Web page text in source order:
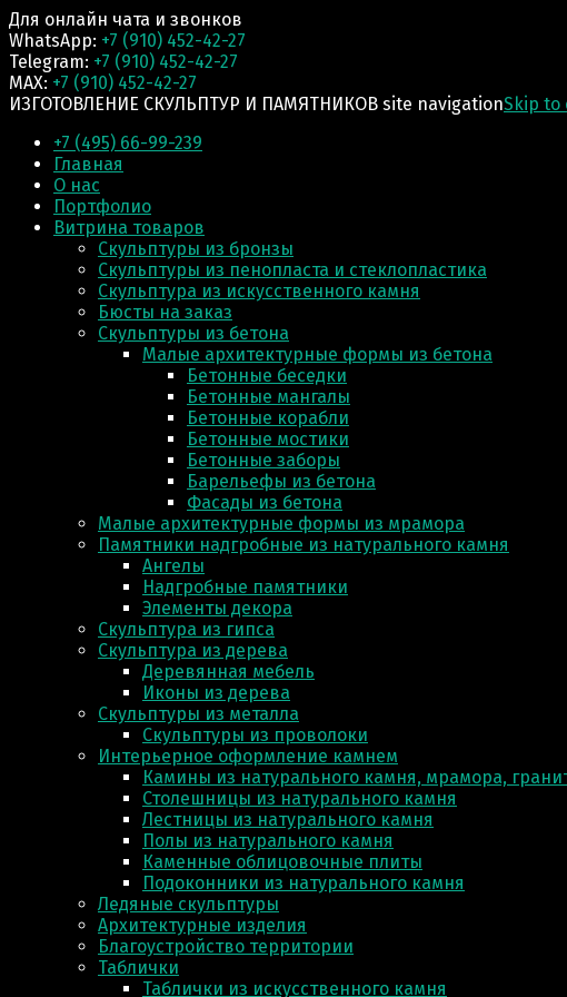
Для онлайн чата и звонков
WhatsApp: +7 (910) 452-42-27
Telegram: +7 (910) 452-42-27
MAX: +7 (910) 452-42-27
ИЗГОТОВЛЕНИЕ СКУЛЬПТУР И ПАМЯТНИКОВ site navigationSkip to
+7 (495) 66-99-239
Главная
О нас
Портфолио
Витрина товаров
Скульптуры из бронзы
Скульптуры из пенопласта и стеклопластика
Скульптура из искусственного камня
Бюсты на заказ
Скульптуры из бетона
Малые архитектурные формы из бетона
Бетонные беседки
Бетонные мангалы
Бетонные корабли
Бетонные мостики
Бетонные заборы
Барельефы из бетона
Фасады из бетона
Малые архитектурные формы из мрамора
Памятники надгробные из натурального камня
Ангелы
Надгробные памятники
Элементы декора
Скульптура из гипса
Скульптура из деревa
Деревянная мебель
Иконы из дерева
Скульптуры из металла
Скульптуры из проволоки
Интерьерное оформление камнем
Камины из натурального камня, мрамора,
Столешницы из натурального камня
Лестницы из натурального камня
Полы из натурального камня
Каменные облицовочные плиты
Подоконники из натурального камня
Ледяные скульптуры
Архитектурные изделия
Благоустройство территории
Таблички
Таблички из искусственного камня